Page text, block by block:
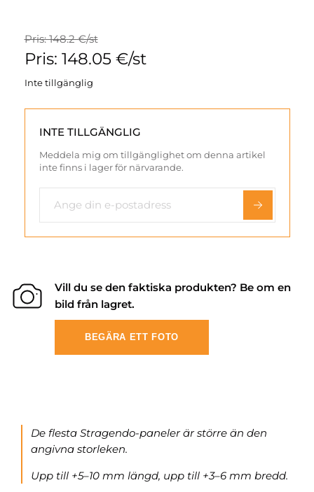
Pris: 148.2 €/st
Pris: 148.05 €/st
Inte tillgänglig
INTE TILLGÄNGLIG
Meddela mig om tillgänglighet om denna artikel
inte finns i lager för närvarande.
Vill du se den faktiska produkten? Be om en
bild från lagret.
BEGÄRA ETT FOTO
De flesta Stragendo-paneler är större än den
angivna storleken.
Upp till +5–10 mm längd, upp till +3–6 mm bredd.